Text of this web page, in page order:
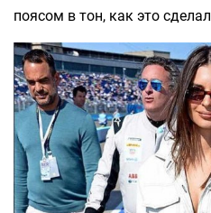
поясом в тон, как это